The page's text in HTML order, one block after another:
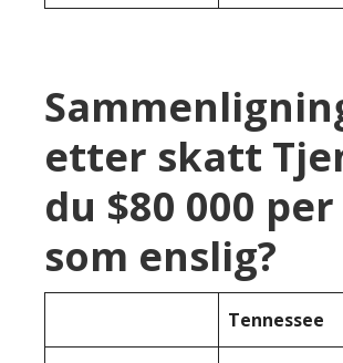
etter skatt
du $80 000
som enslig?
Tennessee